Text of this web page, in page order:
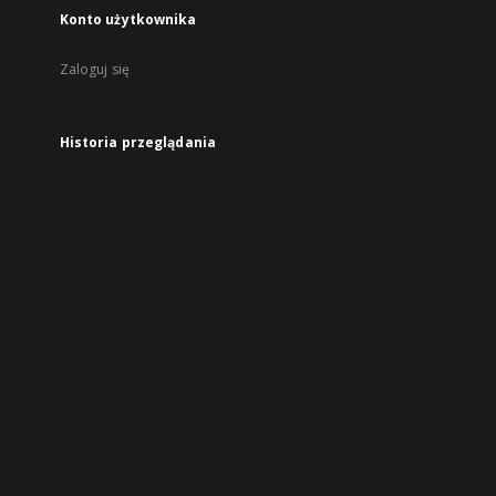
Konto użytkownika
Zaloguj się
Historia przeglądania